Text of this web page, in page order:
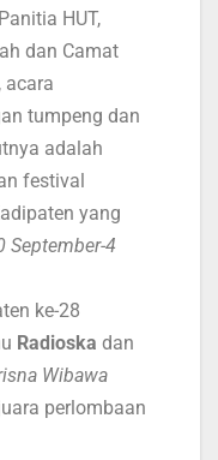
HUT,
dan Camat
acara
tumpeng dan
adalah
festival
yang
September-4
ke-28
Radioska dan
Wibawa
perlombaan